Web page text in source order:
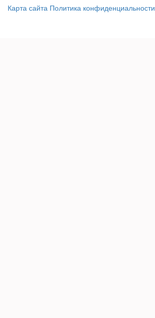
Карта сайта Политика конфиденциальности